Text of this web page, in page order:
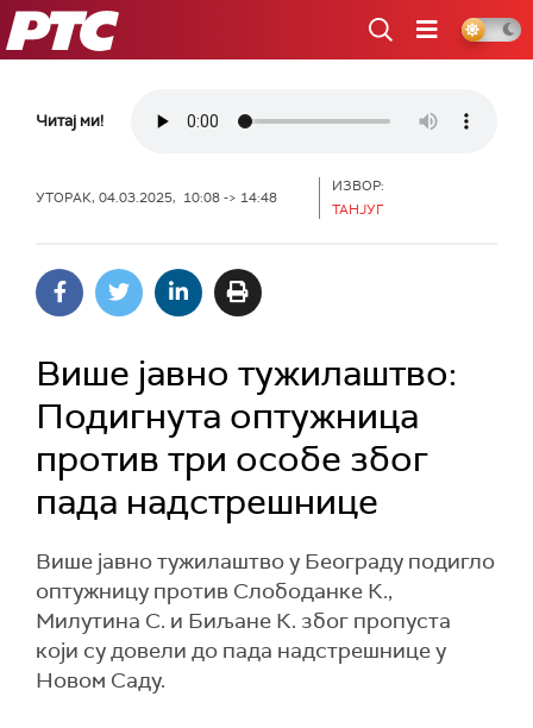
РТС
Читај ми!
УТОРАК, 04.03.2025, 10:08 -> 14:48
ИЗВОР:
ТАНЈУГ
Више јавно тужилаштво:
Подигнута оптужница
против три особе због
пада надстрешнице
Више јавно тужилаштво у Београду подигло
оптужницу против Слободанке К.,
Милутина С. и Биљане К. због пропуста
који су довели до пада надстрешнице у
Новом Саду.